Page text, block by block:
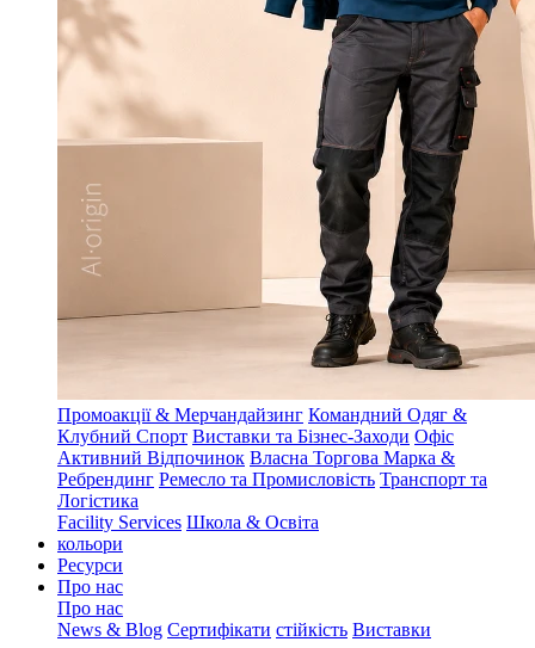
Промоакції & Мерчандайзинг Командний Одяг &
Клубний Спорт Виставки та Бізнес-Заходи Офіс
Активний Відпочинок Власна Торгова Марка &
Ребрендинг Ремесло та Промисловість Транспорт та
Логістика
Facility Services Школа & Освіта
кольори
Ресурси
Про нас
Про нас
News & Blog Сертифікати стійкість Виставки